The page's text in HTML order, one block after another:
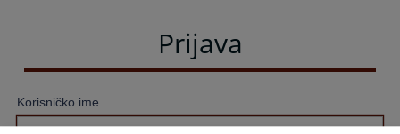
Prijava
Korisničko ime